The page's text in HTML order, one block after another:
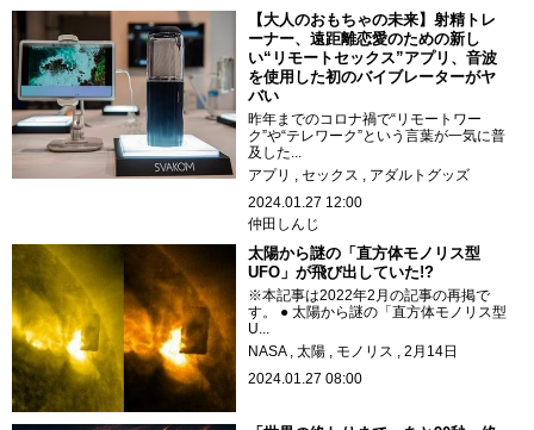
【大人のおもちゃの未来】射精トレ
ーナー、遠距離恋愛のための新し
い“リモートセックス”アプリ、音波
を使用した初のバイブレーターがヤ
バい
昨年までのコロナ禍で“リモートワー
ク”や“テレワーク”という言葉が一気に普
及した...
アプリ
セックス
アダルトグッズ
2024.01.27 12:00
仲田しんじ
太陽から謎の「直方体モノリス型
UFO」が飛び出していた!?
※本記事は2022年2月の記事の再掲で
す。 ● 太陽から謎の「直方体モノリス型
U...
NASA
太陽 モノリス
2月14日
2024.01.27 08:00